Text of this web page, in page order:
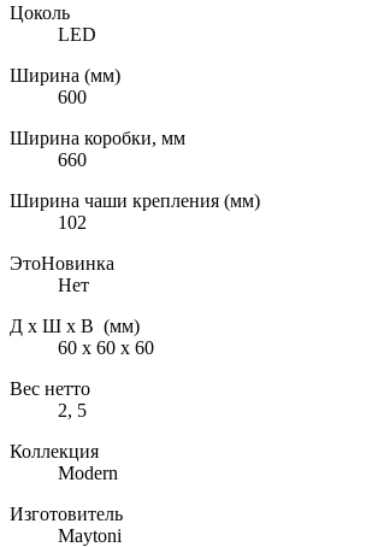
Цоколь
LED
Ширина (мм)
600
Ширина коробки, мм
660
Ширина чаши крепления (мм)
102
ЭтоНовинка
Нет
Д х Ш х В (мм)
60 х 60 х 60
Вес нетто
2, 5
Коллекция
Modern
Изготовитель
Maytoni